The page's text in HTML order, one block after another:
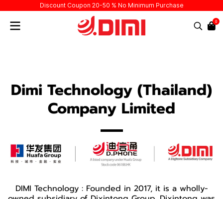
Discount Coupon 20-50 % No Minimum Purchase
0
Dimi Technology (Thailand)
Company Limited
DIMI Technology : Founded in 2017, it is a wholly-